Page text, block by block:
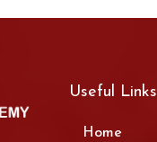
Useful Links
Home